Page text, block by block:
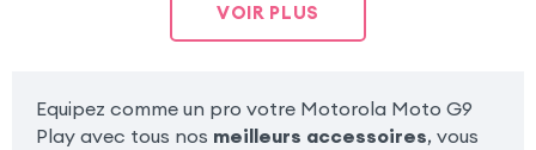
VOIR PLUS
Equipez comme un pro votre Motorola Moto G9
Play avec tous nos meilleurs accessoires, vous